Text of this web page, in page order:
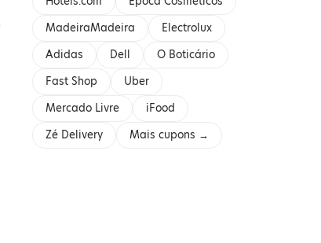
MadeiraMadeira
Electrolux
Adidas
Dell
O Boticário
Fast Shop
Uber
Mercado Livre
iFood
Zé Delivery
Mais cupons →